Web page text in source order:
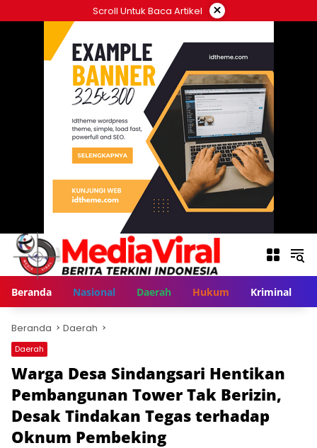
ke
Scroll Untuk Baca Artikel ×
Beranda Nasional Daerah Hukum Kriminal
Beranda Daerah
Daerah
Warga Desa Sindangsari Hentikan
Pembangunan Tower Tak Berizin,
Desak Tindakan Tegas terhadap
Oknum Pembeking